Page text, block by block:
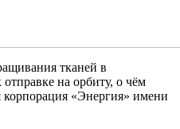
тканей в
на орбиту, о чём
корпорация «Энергия» имени